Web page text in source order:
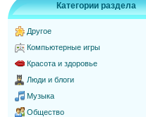
Категории раздела
Другое
Компьютерные игры
Красота и здоровье
Люди и блоги
Музыка
Общество